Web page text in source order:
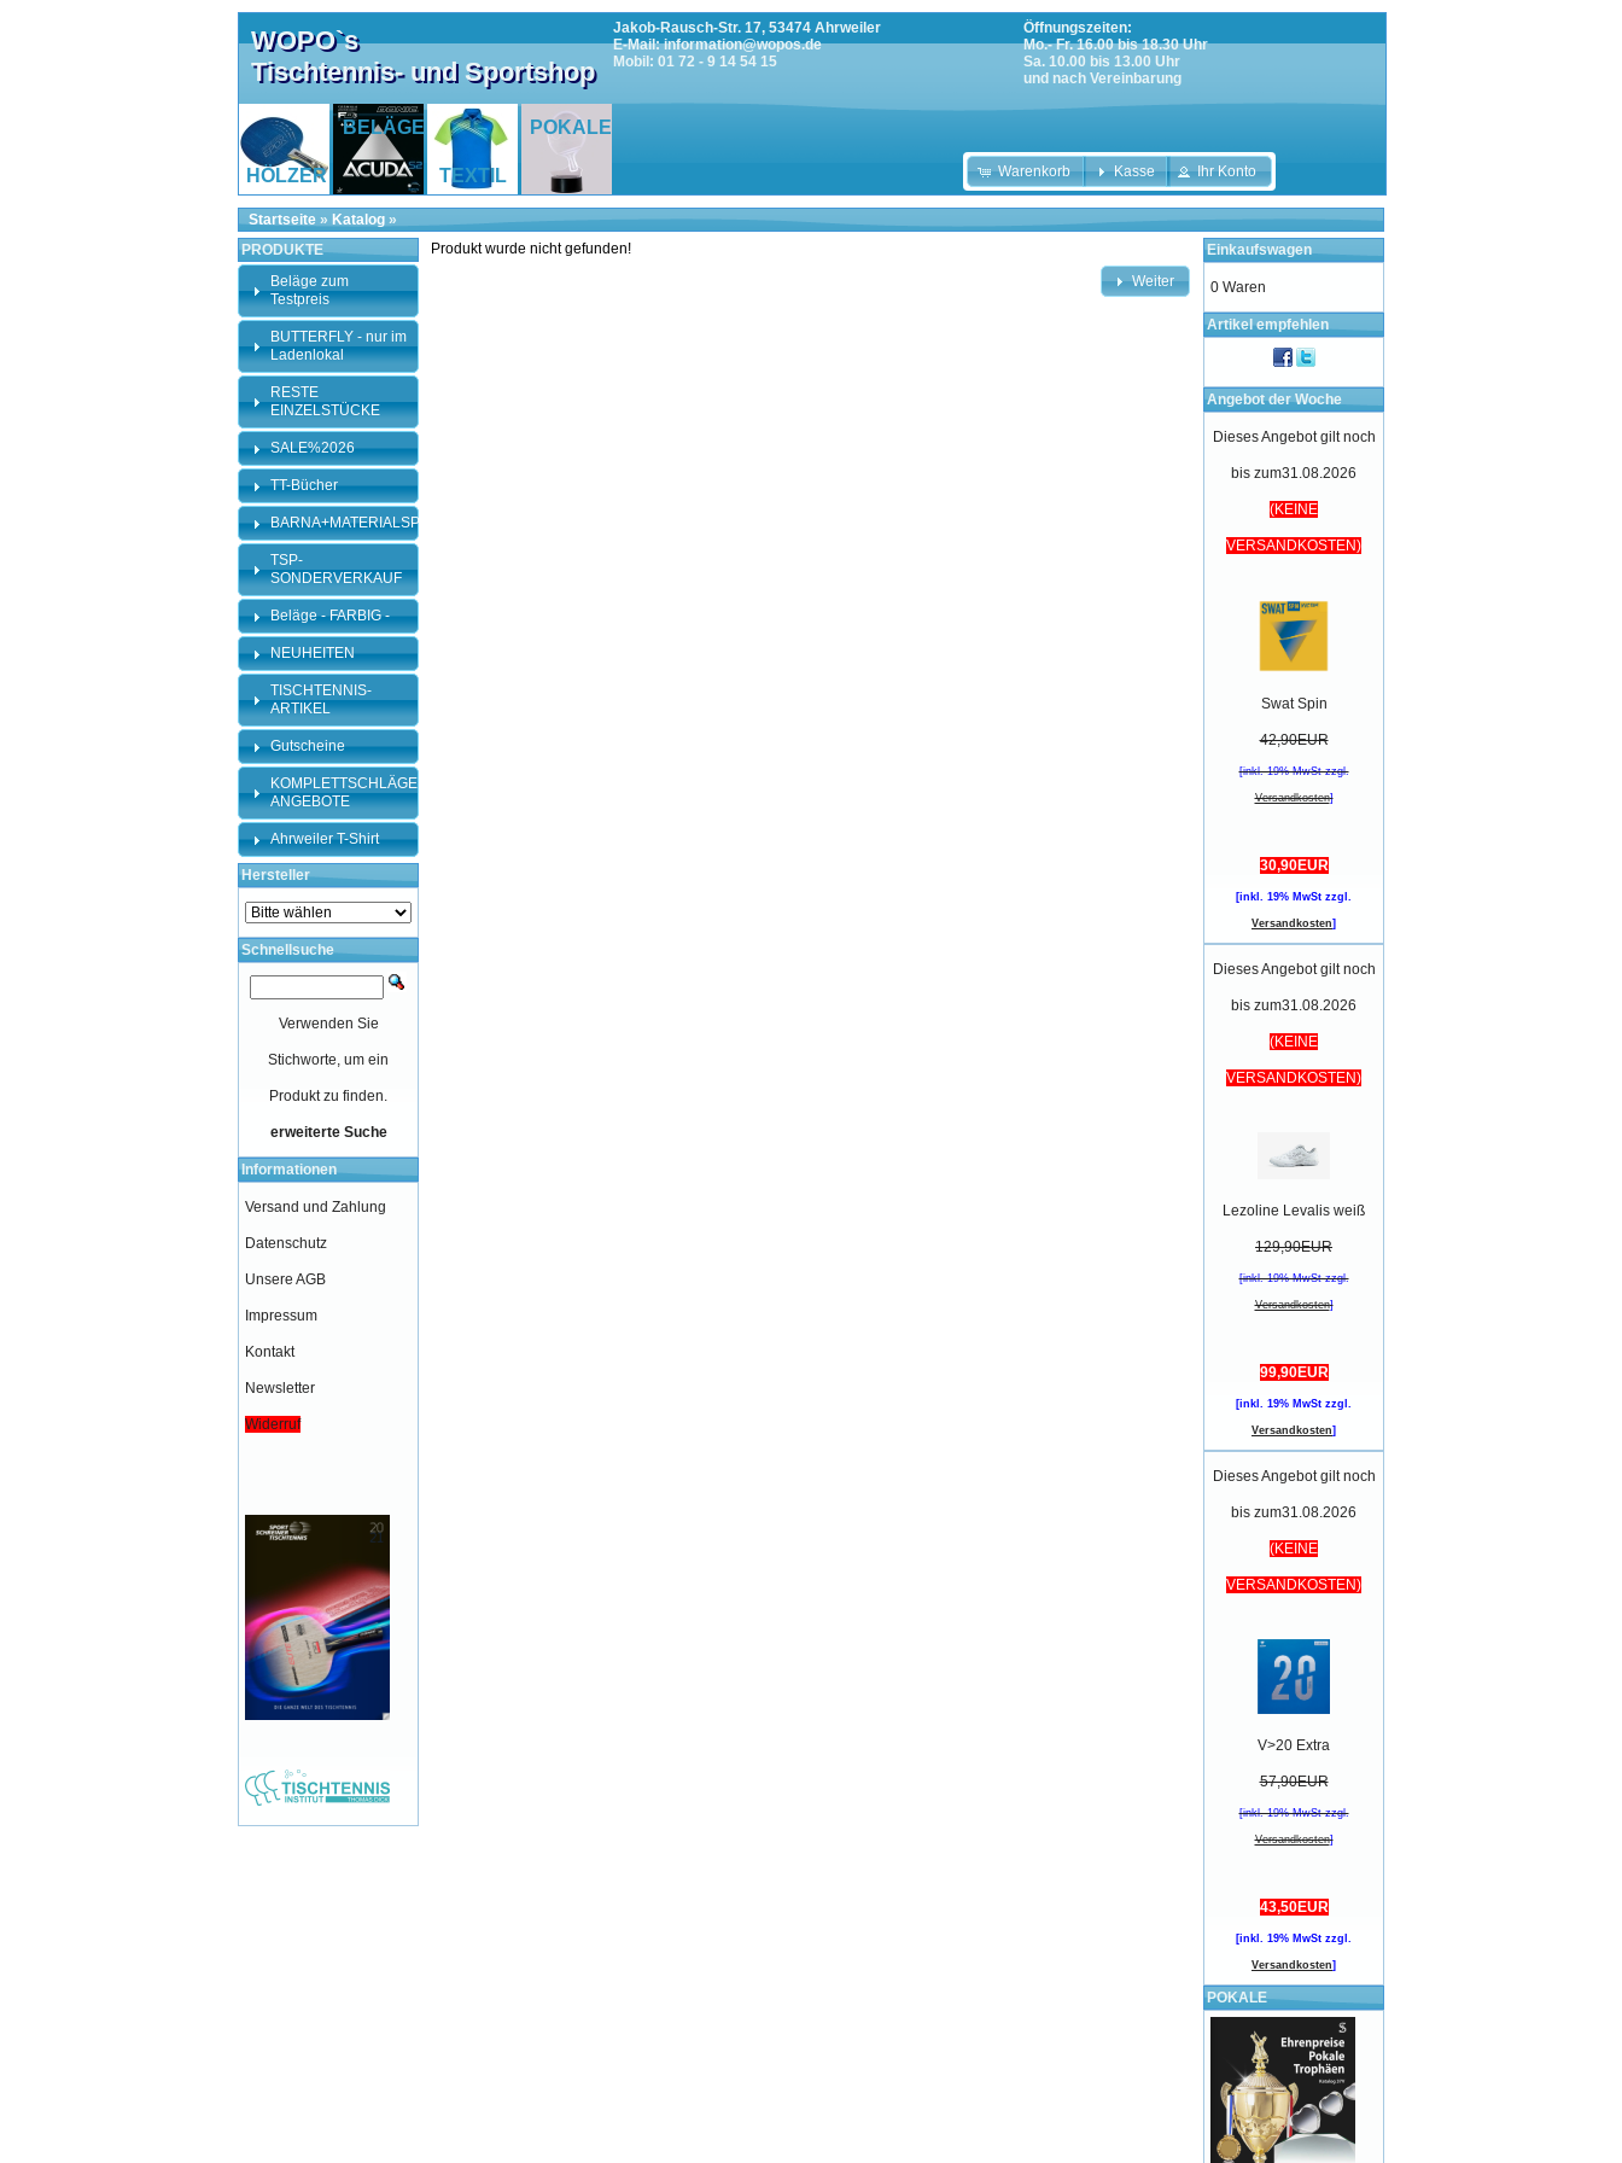
WOPO`s
Tischtennis- und Sportshop
Jakob-Rausch-Str. 17, 53474 Ahrweiler
E-Mail: information@wopos.de
Mobil: 01 72 - 9 14 54 15
Öffnungszeiten:
Mo.- Fr. 16.00 bis 18.30 Uhr
Sa. 10.00 bis 13.00 Uhr
und nach Vereinbarung
HÖLZER
BELÄGE
TEXTIL
POKALE
Warenkorb Kasse Ihr Konto
Startseite » Katalog »
Produkt wurde nicht gefunden!
Weiter
PRODUKTE
Beläge zum
Testpreis
BUTTERFLY - nur im
Ladenlokal
RESTE
EINZELSTÜCKE
SALE%2026
TT-Bücher
BARNA+MATERIALSPEZI
TSP-
SONDERVERKAUF
Beläge - FARBIG -
NEUHEITEN
TISCHTENNIS-
ARTIKEL
Gutscheine
KOMPLETTSCHLÄGER-
ANGEBOTE
Ahrweiler T-Shirt
Hersteller
Schnellsuche
Verwenden Sie
Stichworte, um ein
Produkt zu finden.
erweiterte Suche
Informationen
Versand und Zahlung
Datenschutz
Unsere AGB
Impressum
Kontakt
Newsletter
Widerruf
Einkaufswagen
0 Waren
Artikel empfehlen
Angebot der Woche
Dieses Angebot gilt noch
bis zum31.08.2026
(KEINE
VERSANDKOSTEN)
Swat Spin
42,90EUR
[inkl. 19% MwSt zzgl.
Versandkosten]
30,90EUR
[inkl. 19% MwSt zzgl.
Versandkosten]
Dieses Angebot gilt noch
bis zum31.08.2026
(KEINE
VERSANDKOSTEN)
Lezoline Levalis weiß
129,90EUR
[inkl. 19% MwSt zzgl.
Versandkosten]
99,90EUR
[inkl. 19% MwSt zzgl.
Versandkosten]
Dieses Angebot gilt noch
bis zum31.08.2026
(KEINE
VERSANDKOSTEN)
V>20 Extra
57,90EUR
[inkl. 19% MwSt zzgl.
Versandkosten]
43,50EUR
[inkl. 19% MwSt zzgl.
Versandkosten]
POKALE